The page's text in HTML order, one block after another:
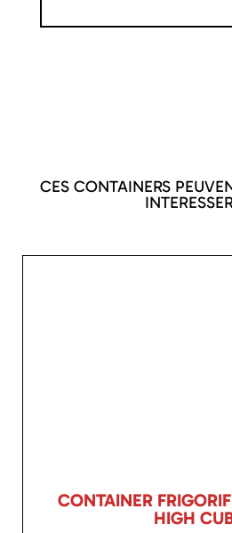
CES CONTAINERS
CONTAINER
HIGH